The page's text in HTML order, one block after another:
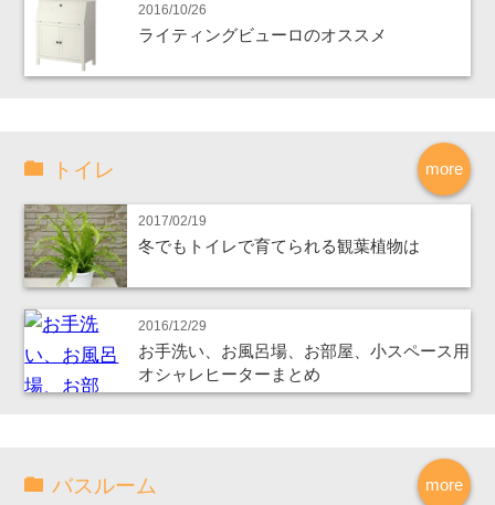
2016/10/26
ライティングビューロのオススメ
more
トイレ
2017/02/19
冬でもトイレで育てられる観葉植物は
2016/12/29
お手洗い、お風呂場、お部屋、小スペース用
オシャレヒーターまとめ
more
バスルーム